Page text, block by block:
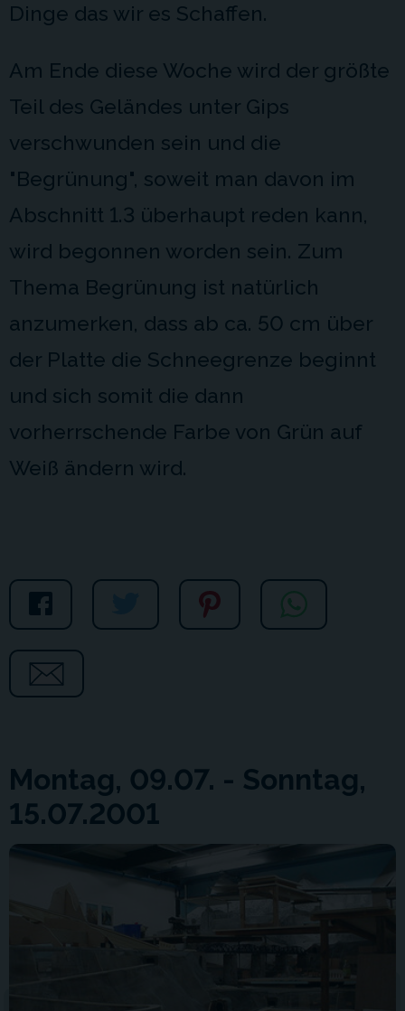
Dinge das wir es Schaffen.
Am Ende diese Woche wird der größte
Teil des Geländes unter Gips
verschwunden sein und die
"Begrünung", soweit man davon im
Abschnitt 1.3 überhaupt reden kann,
wird begonnen worden sein. Zum
Thema Begrünung ist natürlich
anzumerken, dass ab ca. 50 cm über
der Platte die Schneegrenze beginnt
und sich somit die dann
vorherrschende Farbe von Grün auf
Weiß ändern wird.
Montag, 09.07. - Sonntag,
15.07.2001